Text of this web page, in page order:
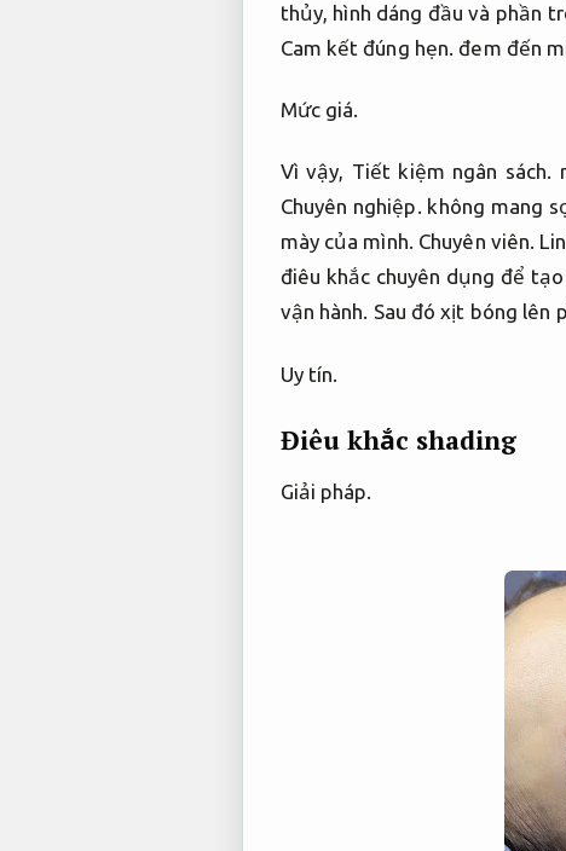
thủy, hình dáng đầu và phần
Cam kết đúng hẹn. đem đến
Mức giá.
Vì vậy, Tiết kiệm ngân sách.
Chuyên nghiệp. không mang
mày của mình. Chuyên viên.
điêu khắc chuyên dụng để
vận hành. Sau đó xịt bóng lên
Uy tín.
Điêu khắc shading
Giải pháp.